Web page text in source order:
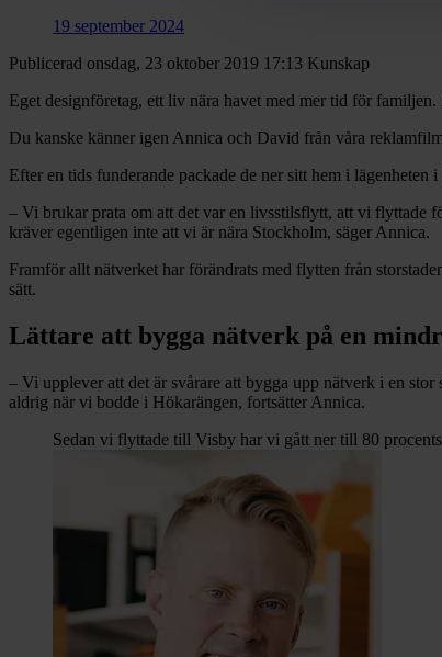
19 september 2024
Publicerad onsdag, 23 oktober 2019 17:13 Kunskap
Eget designföretag, ett liv nära havet med mer tid för
Du kanske känner igen Annica och David från våra
Efter en tids funderande packade de ner sitt hem i
– Vi brukar prata om att det var en livsstilsflytt, att vi flyttade
kräver egentligen inte att vi är nära Stockholm, säger Annica.
Framför allt nätverket har förändrats med flytten från
sätt.
Lättare att bygga nätverk på en
– Vi upplever att det är svårare att bygga upp nätverk i en
aldrig när vi bodde i Hökarängen, fortsätter Annica.
Sedan vi flyttade till Visby har vi gått ner till 80